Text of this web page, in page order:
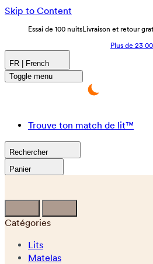
Skip to Content
Essai de 100 nuitsLivraison et retour
Plus de 23
FR | French
Toggle menu
Trouve ton match de lit™
Rechercher
Panier
Catégories
Lits
Matelas